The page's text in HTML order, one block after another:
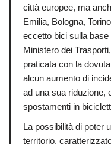
città europee, ma
Emilia, Bologna,
eccetto bici sulla
Ministero dei
praticata con la
alcun aumento di
ad una sua riduzione,
spostamenti in
La possibilità di poter
territorio,